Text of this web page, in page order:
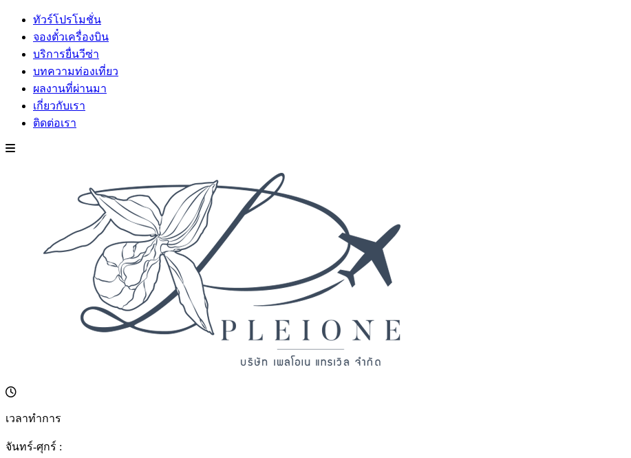
ทัวร์โปรโมชั่น
จองตั๋วเครื่องบิน
บริการยื่นวีซ่า
บทความท่องเที่ยว
ผลงานที่ผ่านมา
เกี่ยวกับเรา
ติดต่อเรา
เวลาทำการ
จันทร์-ศุกร์ :